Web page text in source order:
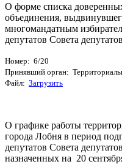
О форме списка
объединения,
многомандатным
депутатов Совета
Номер: 6/20
Принявший орган:
Файл: Загрузить
О графике работы
города Лобня в период
депутатов Совета
назначенных на 20